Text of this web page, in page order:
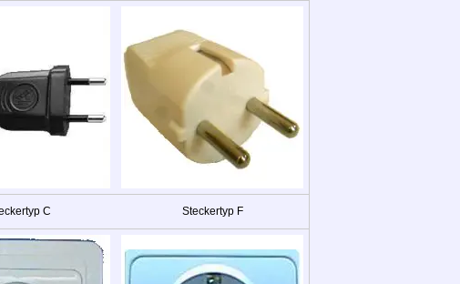
C Steckertyp F